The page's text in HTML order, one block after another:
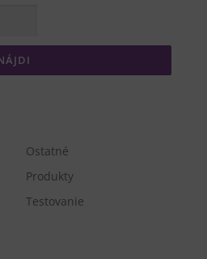
Ostatné
Produkty
Testovanie